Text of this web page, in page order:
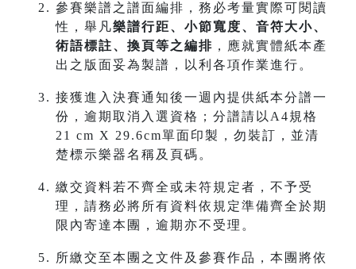
參賽樂譜之譜面編排，務必考量實際可閱讀
性，舉凡樂譜行距、小節寬度、音符大小、
術語標註、換頁等之編排 ，應就實體紙本產
出之版面妥為製譜，以利各項作業進行。
接獲進入決賽通知後一週內提供紙本分譜一
份，逾期取消入選資格；分譜請以A4規格
21 cm X 29.6cm單面印製，勿裝訂，並清
楚標示樂器名稱及頁碼。
繳交資料若不齊全或未符規定者，不予受
理，請務必將所有資料依規定準備齊全於期
限內寄達本團，逾期亦不受理。
所繳交至本團之文件及參賽作品，本團將依